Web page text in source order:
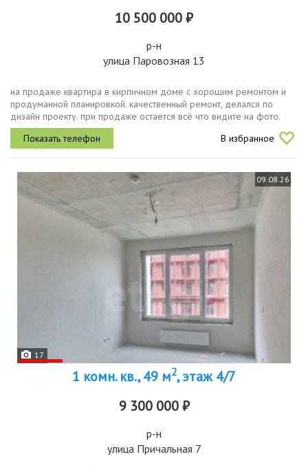
10 500 000 ₽
р-н
улица Паровозная 13
на продаже квартира в кирпичном доме с хорошим ремонтом и
продуманной планировкой. качественный ремонт, делался по
дизайн проекту. при продаже остается всё что видите на фото.
чистый подъезд, тихие и спокойные соседи.развитая
инфраструктура есть...
В избранное
09.08.26
17
1 комн. кв., 49 м2, этаж 4/7
9 300 000 ₽
р-н
улица Причальная 7